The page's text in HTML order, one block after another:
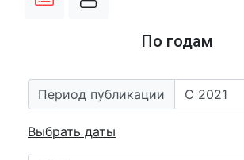
По годам
Период публикации
Выбрать даты